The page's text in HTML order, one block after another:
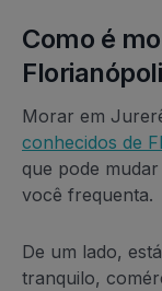
Como é
Morar em
conhecidos de
que pode
você frequenta.
De um lado, está
tranquilo,